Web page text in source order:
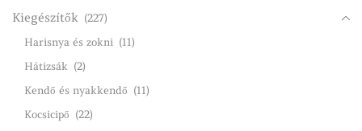
Kiegészítők (227)
Harisnya és zokni (11)
Hátizsák (2)
Kendő és nyakkendő (11)
Kocsicipő (22)